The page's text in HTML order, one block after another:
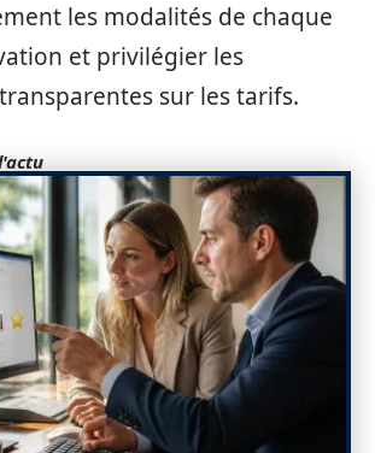
les modalités de chaque
et privilégier les
sur les tarifs.